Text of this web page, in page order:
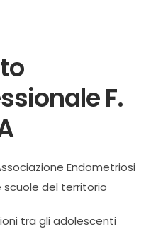
F.
Endometriosi
scuole del territorio
tra gli adolescenti